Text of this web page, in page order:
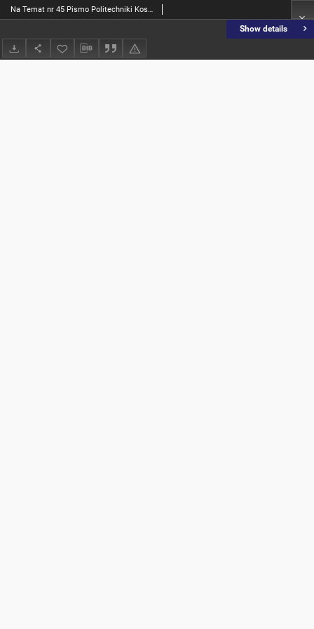
Show details
Na Temat nr 45 Pismo Politechniki Koszalińskiej